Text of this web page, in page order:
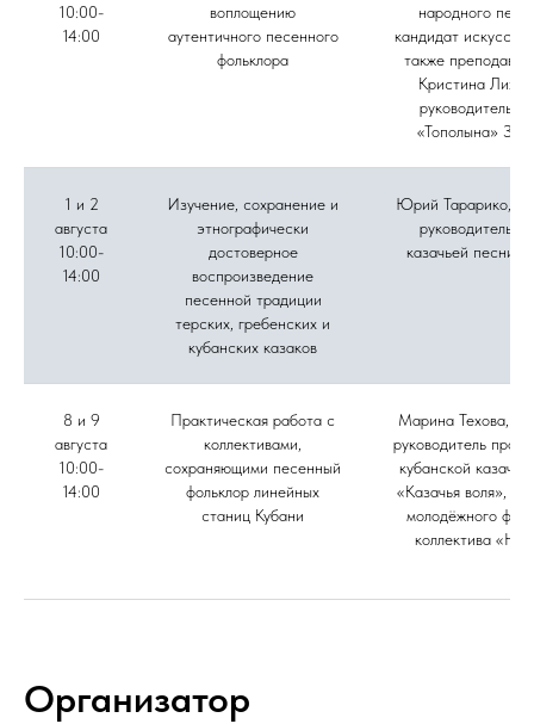
10:00-
14:00
воплощению
аутентичного песенного
фольклора
народного
кандидат
также
Кристина
руководитель
«Тополына» Зоя
1 и 2
августа
10:00-
14:00
Изучение, сохранение и
этнографически
достоверное
воспроизведение
песенной традиции
терских, гребенских и
кубанских казаков
Юрий Тарарико,
руководитель
казачьей песни
8 и 9
августа
10:00-
14:00
Практическая работа с
коллективами,
сохраняющими песенный
фольклор линейных
станиц Кубани
Марина Техова,
руководитель
кубанской
«Казачья воля»,
молодёжного
коллектива
Организатор